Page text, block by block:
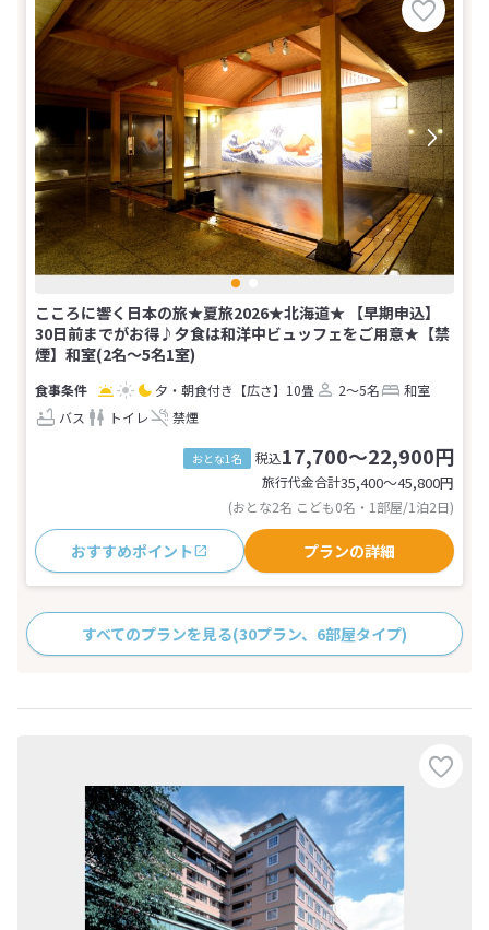
こころに響く日本の旅★夏旅2026★北海道★ 【早期申込】
30日前までがお得♪夕食は和洋中ビュッフェをご用意★【禁
煙】和室(2名～5名1室)
夕・朝食付き 【広さ】10畳 2～5名
和室
バス
トイレ 禁煙
おとな1名 税込17,700～22,900円
旅行代金合計35,400〜45,800円
(おとな2名 こども0名・1部屋/1泊2日)
おすすめポイント プランの詳細
すべてのプランを見る(30プラン、6部屋タイプ)